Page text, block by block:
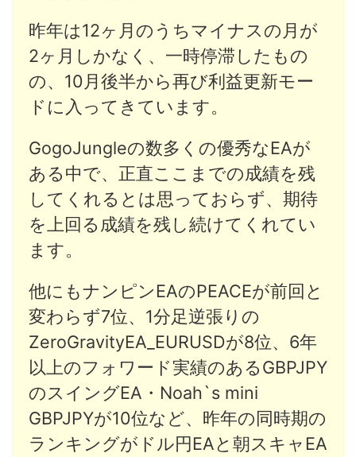
昨年は12ヶ月のうちマイナスの月が
2ヶ月しかなく、一時停滞したもの
の、10月後半から再び利益更新モー
ドに入ってきています。
GogoJungleの数多くの優秀なEAが
ある中で、正直ここまでの成績を残
してくれるとは思っておらず、期待
を上回る成績を残し続けてくれてい
ます。
他にもナンピンEAのPEACEが前回と
変わらず7位、1分足逆張りの
ZeroGravityEA_EURUSDが8位、6年
以上のフォワード実績のあるGBPJPY
のスイングEA・Noah`s mini
GBPJPYが10位など、昨年の同時期の
ランキングがドル円EAと朝スキャEA